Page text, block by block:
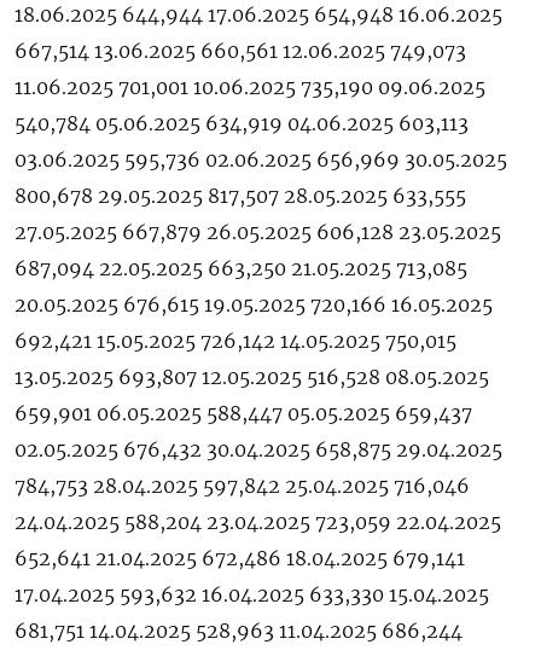
18.06.2025 644,944 17.06.2025 654,948 16.06.2025
667,514 13.06.2025 660,561 12.06.2025 749,073
11.06.2025 701,001 10.06.2025 735,190 09.06.2025
540,784 05.06.2025 634,919 04.06.2025 603,113
03.06.2025 595,736 02.06.2025 656,969 30.05.2025
800,678 29.05.2025 817,507 28.05.2025 633,555
27.05.2025 667,879 26.05.2025 606,128 23.05.2025
687,094 22.05.2025 663,250 21.05.2025 713,085
20.05.2025 676,615 19.05.2025 720,166 16.05.2025
692,421 15.05.2025 726,142 14.05.2025 750,015
13.05.2025 693,807 12.05.2025 516,528 08.05.2025
659,901 06.05.2025 588,447 05.05.2025 659,437
02.05.2025 676,432 30.04.2025 658,875 29.04.2025
784,753 28.04.2025 597,842 25.04.2025 716,046
24.04.2025 588,204 23.04.2025 723,059 22.04.2025
652,641 21.04.2025 672,486 18.04.2025 679,141
17.04.2025 593,632 16.04.2025 633,330 15.04.2025
681,751 14.04.2025 528,963 11.04.2025 686,244